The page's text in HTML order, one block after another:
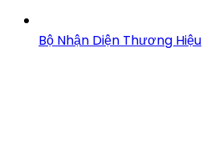
Bộ Nhận Diện Thương Hiệu